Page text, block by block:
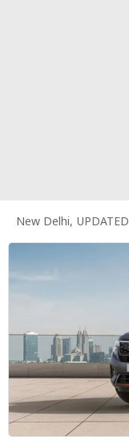
शेयर
वीडियो
म्यूचुअल
फंड
New Delhi,